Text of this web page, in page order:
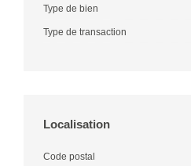
Type de bien
Type de transaction
Localisation
Code postal